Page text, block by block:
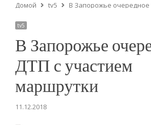
Домой tv5 В Запорожье
tv5
В Запорожье
ДТП с участием
маршрутки
11.12.2018